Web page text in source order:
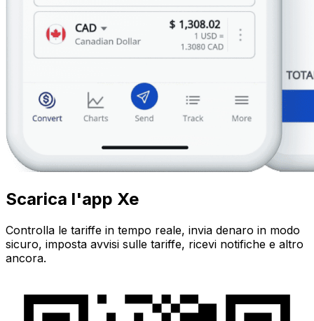
Scarica l'app Xe
Controlla le tariffe in tempo reale, invia denaro in modo
sicuro, imposta avvisi sulle tariffe, ricevi notifiche e altro
ancora.